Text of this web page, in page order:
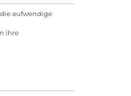
aufwendige
ihre